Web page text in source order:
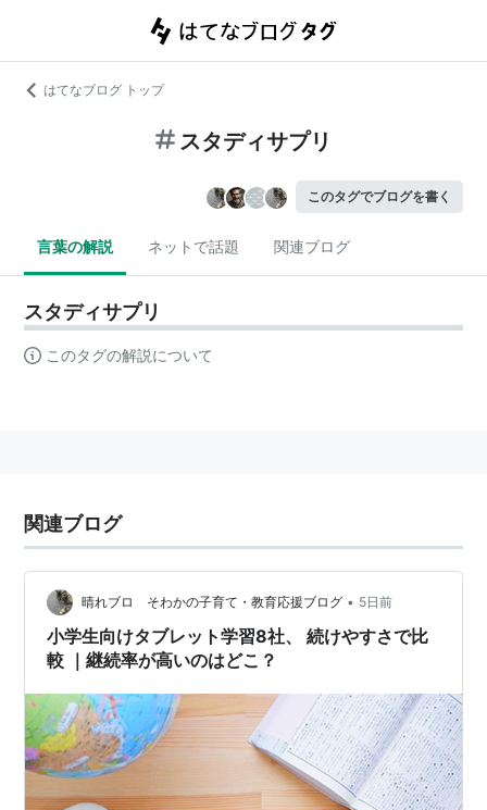
はてなブログ トップ
スタディサプリ
このタグでブログを書く
言葉の解説 ネットで話題 関連ブログ
スタディサプリ
このタグの解説について
関連ブログ
晴れブロ そわかの子育て・教育応援ブログ • 5日前
小学生向けタブレット学習8社、 続けやすさで比
較 ｜継続率が高いのはどこ？